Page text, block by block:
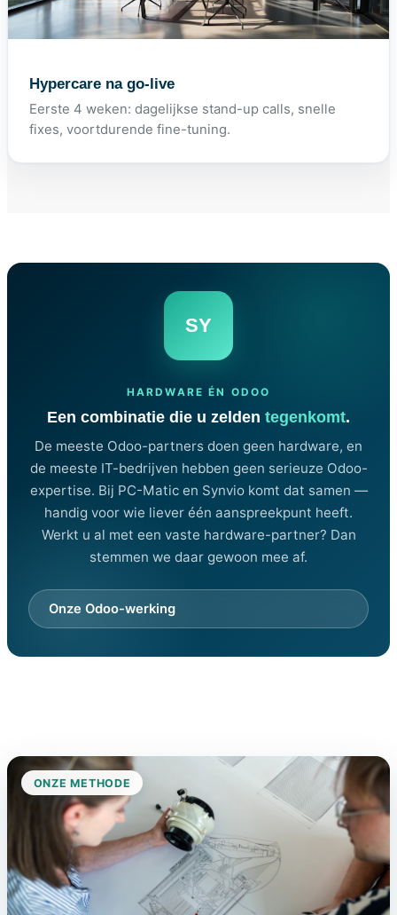
Hypercare na go-live
Eerste 4 weken: dagelijkse stand-up calls, snelle
fixes, voortdurende fine-tuning.
SY
HARDWARE ÉN ODOO
Een combinatie die u zelden tegenkomt.
De meeste Odoo-partners doen geen hardware, en
de meeste IT-bedrijven hebben geen serieuze Odoo-
expertise. Bij PC-Matic en Synvio komt dat samen —
handig voor wie liever één aanspreekpunt heeft.
Werkt u al met een vaste hardware-partner? Dan
stemmen we daar gewoon mee af.
Onze Odoo-werking
ONZE METHODE